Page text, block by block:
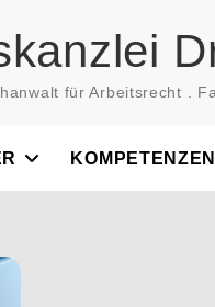
für Arbeitsrecht .
KOMPETENZEN